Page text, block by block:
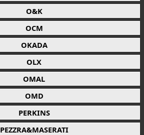
O&K
OCM
OKADA
OLX
OMAL
OMD
PERKINS
PEZZRA&MASERATI